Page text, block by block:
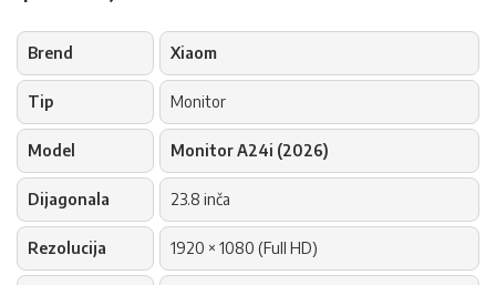
Brend Xiaom
Tip Monitor
Model Monitor A24i (2026)
Dijagonala 23.8 inča
Rezolucija 1920 × 1080 (Full HD)